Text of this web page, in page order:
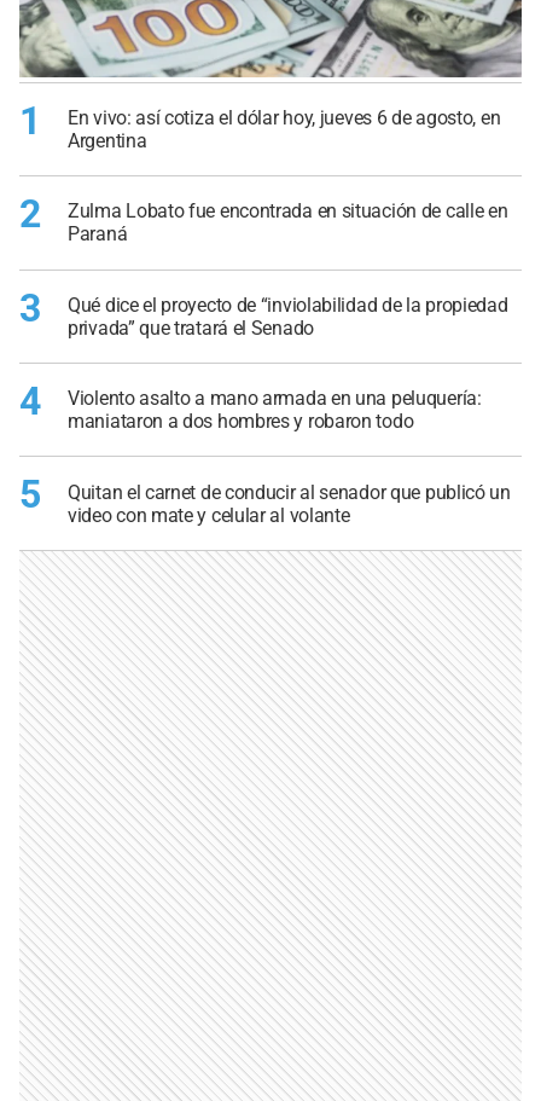
1
En vivo: así cotiza el dólar hoy, jueves 6 de agosto, en
Argentina
2
Zulma Lobato fue encontrada en situación de calle en
Paraná
3
Qué dice el proyecto de “inviolabilidad de la propiedad
privada” que tratará el Senado
4
Violento asalto a mano armada en una peluquería:
maniataron a dos hombres y robaron todo
5
Quitan el carnet de conducir al senador que publicó un
video con mate y celular al volante